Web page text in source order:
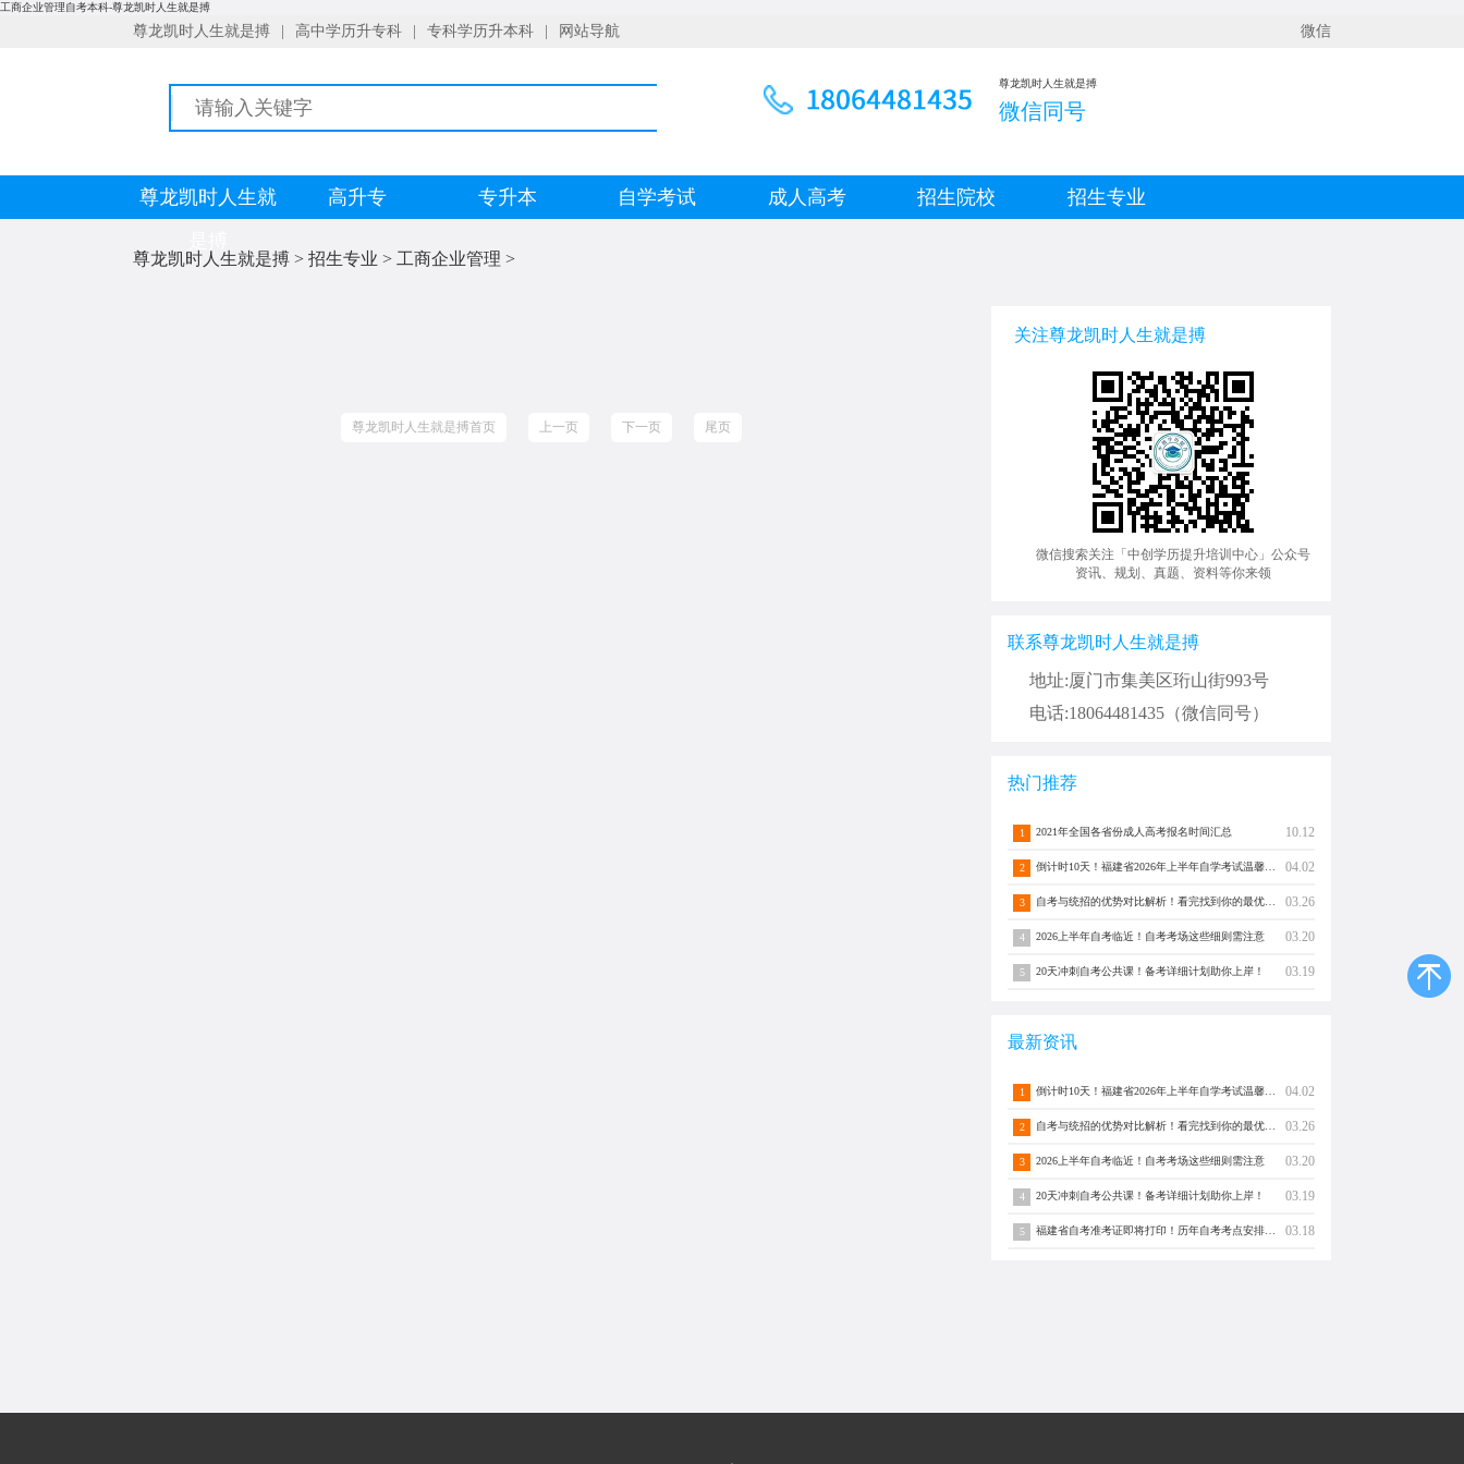
工商企业管理自考本科-尊龙凯时人生就是搏
尊龙凯时人生就是搏 高中学历升专科 专科学历升本科 网站导航 微信
尊龙凯时人生就是搏
微信同号
尊龙凯时人生就
高升专 专升本 自学考试 成人高考 招生院校 招生专业
尊龙凯时人生就是搏 > 招生专业 > 工商企业管理 >
尊龙凯时人生就是搏首页 上一页 下一页 尾页
关注尊龙凯时人生就是搏
微信搜索关注「中创学历提升培训中心」公众号
资讯、规划、真题、资料等你来领
联系尊龙凯时人生就是搏
地址:厦门市集美区珩山街993号
电话:18064481435（微信同号）
热门推荐
1 2021年全国各省份成人高考报名时间汇总 10.12
2 04.02
3 03.26
4 2026上半年自考临近！自考考场这些细则需注意 03.20
5 20天冲刺自考公共课！备考详细计划助你上岸！ 03.19
最新资讯
1 04.02
2 03.26
3 2026上半年自考临近！自考考场这些细则需注意 03.20
4 20天冲刺自考公共课！备考详细计划助你上岸！ 03.19
5 03.18